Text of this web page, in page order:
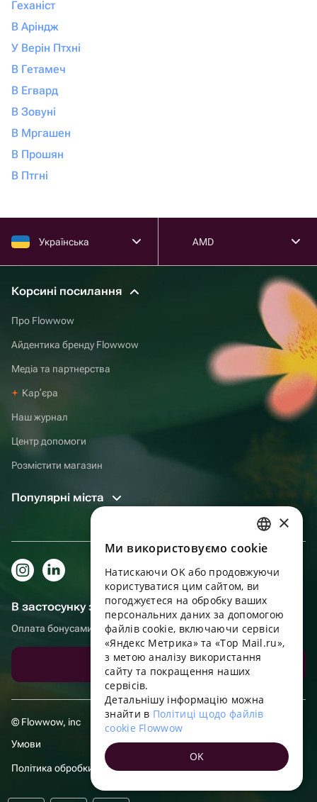
Геханіст
В Аріндж
У Верін Птхні
В Гетамеч
В Егвард
В Зовуні
В Мргашен
В Прошян
В Птгні
Українська AMD
Корсині посилання
Про Flowwow
Айдентика бренду Flowwow
Медіа та партнерства
Карʼєра
Наш журнал
Центр допомоги
Розмістити магазин
Популярні міста
В застосунку зручніше!
Оплата бонусами, самовивіз, зручний чат підтримки
Завантажити додаток
© Flowwow, inc
Умови
Політика обробки даних
RUSSIAN
ENGLISH
UKRAINIAN
PORTUGUESE
SPANISH
HUNGARIAN
FRENCH
TURKISH
POLISH
×
Ми використовуємо cookie
Натискаючи OK або продовжуючи
користуватися цим сайтом, ви
погоджуєтеся на обробку ваших
персональних даних за допомогою
файлів cookie, включаючи сервіси
«Яндекс Метрика» та «Top Mail.ru»,
з метою аналізу використання
сайту та покращення наших
сервісів.
Детальнішу інформацію можна
знайти в Політиці щодо файлів
cookie Flowwow
OK